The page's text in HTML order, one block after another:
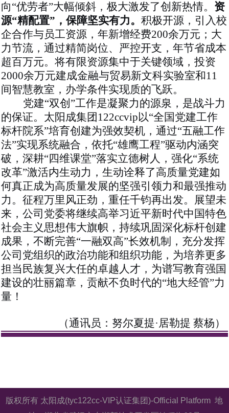
向“优劳者”大幅倾斜，极大激发了创新热情。 资
源“精配置”，保障坚实有力。积极开源，引入校
企合作与员工资源，年新增经费200余万元；大
力节流，通过精简岗位、严控开支，年节省成本
超百万元。将有限资源集中于关键领域，投资
2000余万元建成金融与贸易新文科实验室和11
间智慧教室，办学条件实现质的飞跃。
党建“双创”工作是凝聚力的源泉，是战斗力
的保证。太阳成集团122ccvip以“全国党建工作
标杆院系”培育创建为强效契机，通过“五融工作
法”实现系统融合 ，依托“雄鹰工程”驱动内涵突
破 ，深耕“四维课堂”落实立德树人 ，强化“系统
改革”激活内生动力 ，生动诠释了高质量党建如
何真正成为高质量发展的坚强引领力和最强推动
力。征程万里风正劲，重任千钧再出发。展望未
来，公司党委将继续高举习近平新时代中国特色
社会主义思想伟大旗帜，持续巩固深化标杆创建
成果，不断完善“一融双高”长效机制，充分发挥
公司党组织的政治功能和组织功能，为培养更多
担当民族复兴大任的卓越人才，为谱写教育强国
建设的壮丽篇章，贡献不负时代的“地大经管”力
量！
（通讯员：努尔夏提·居勒提 蔡杨）
版权所有 太阳成(tyc122cc-VIP认证集团)-Official Platform 地